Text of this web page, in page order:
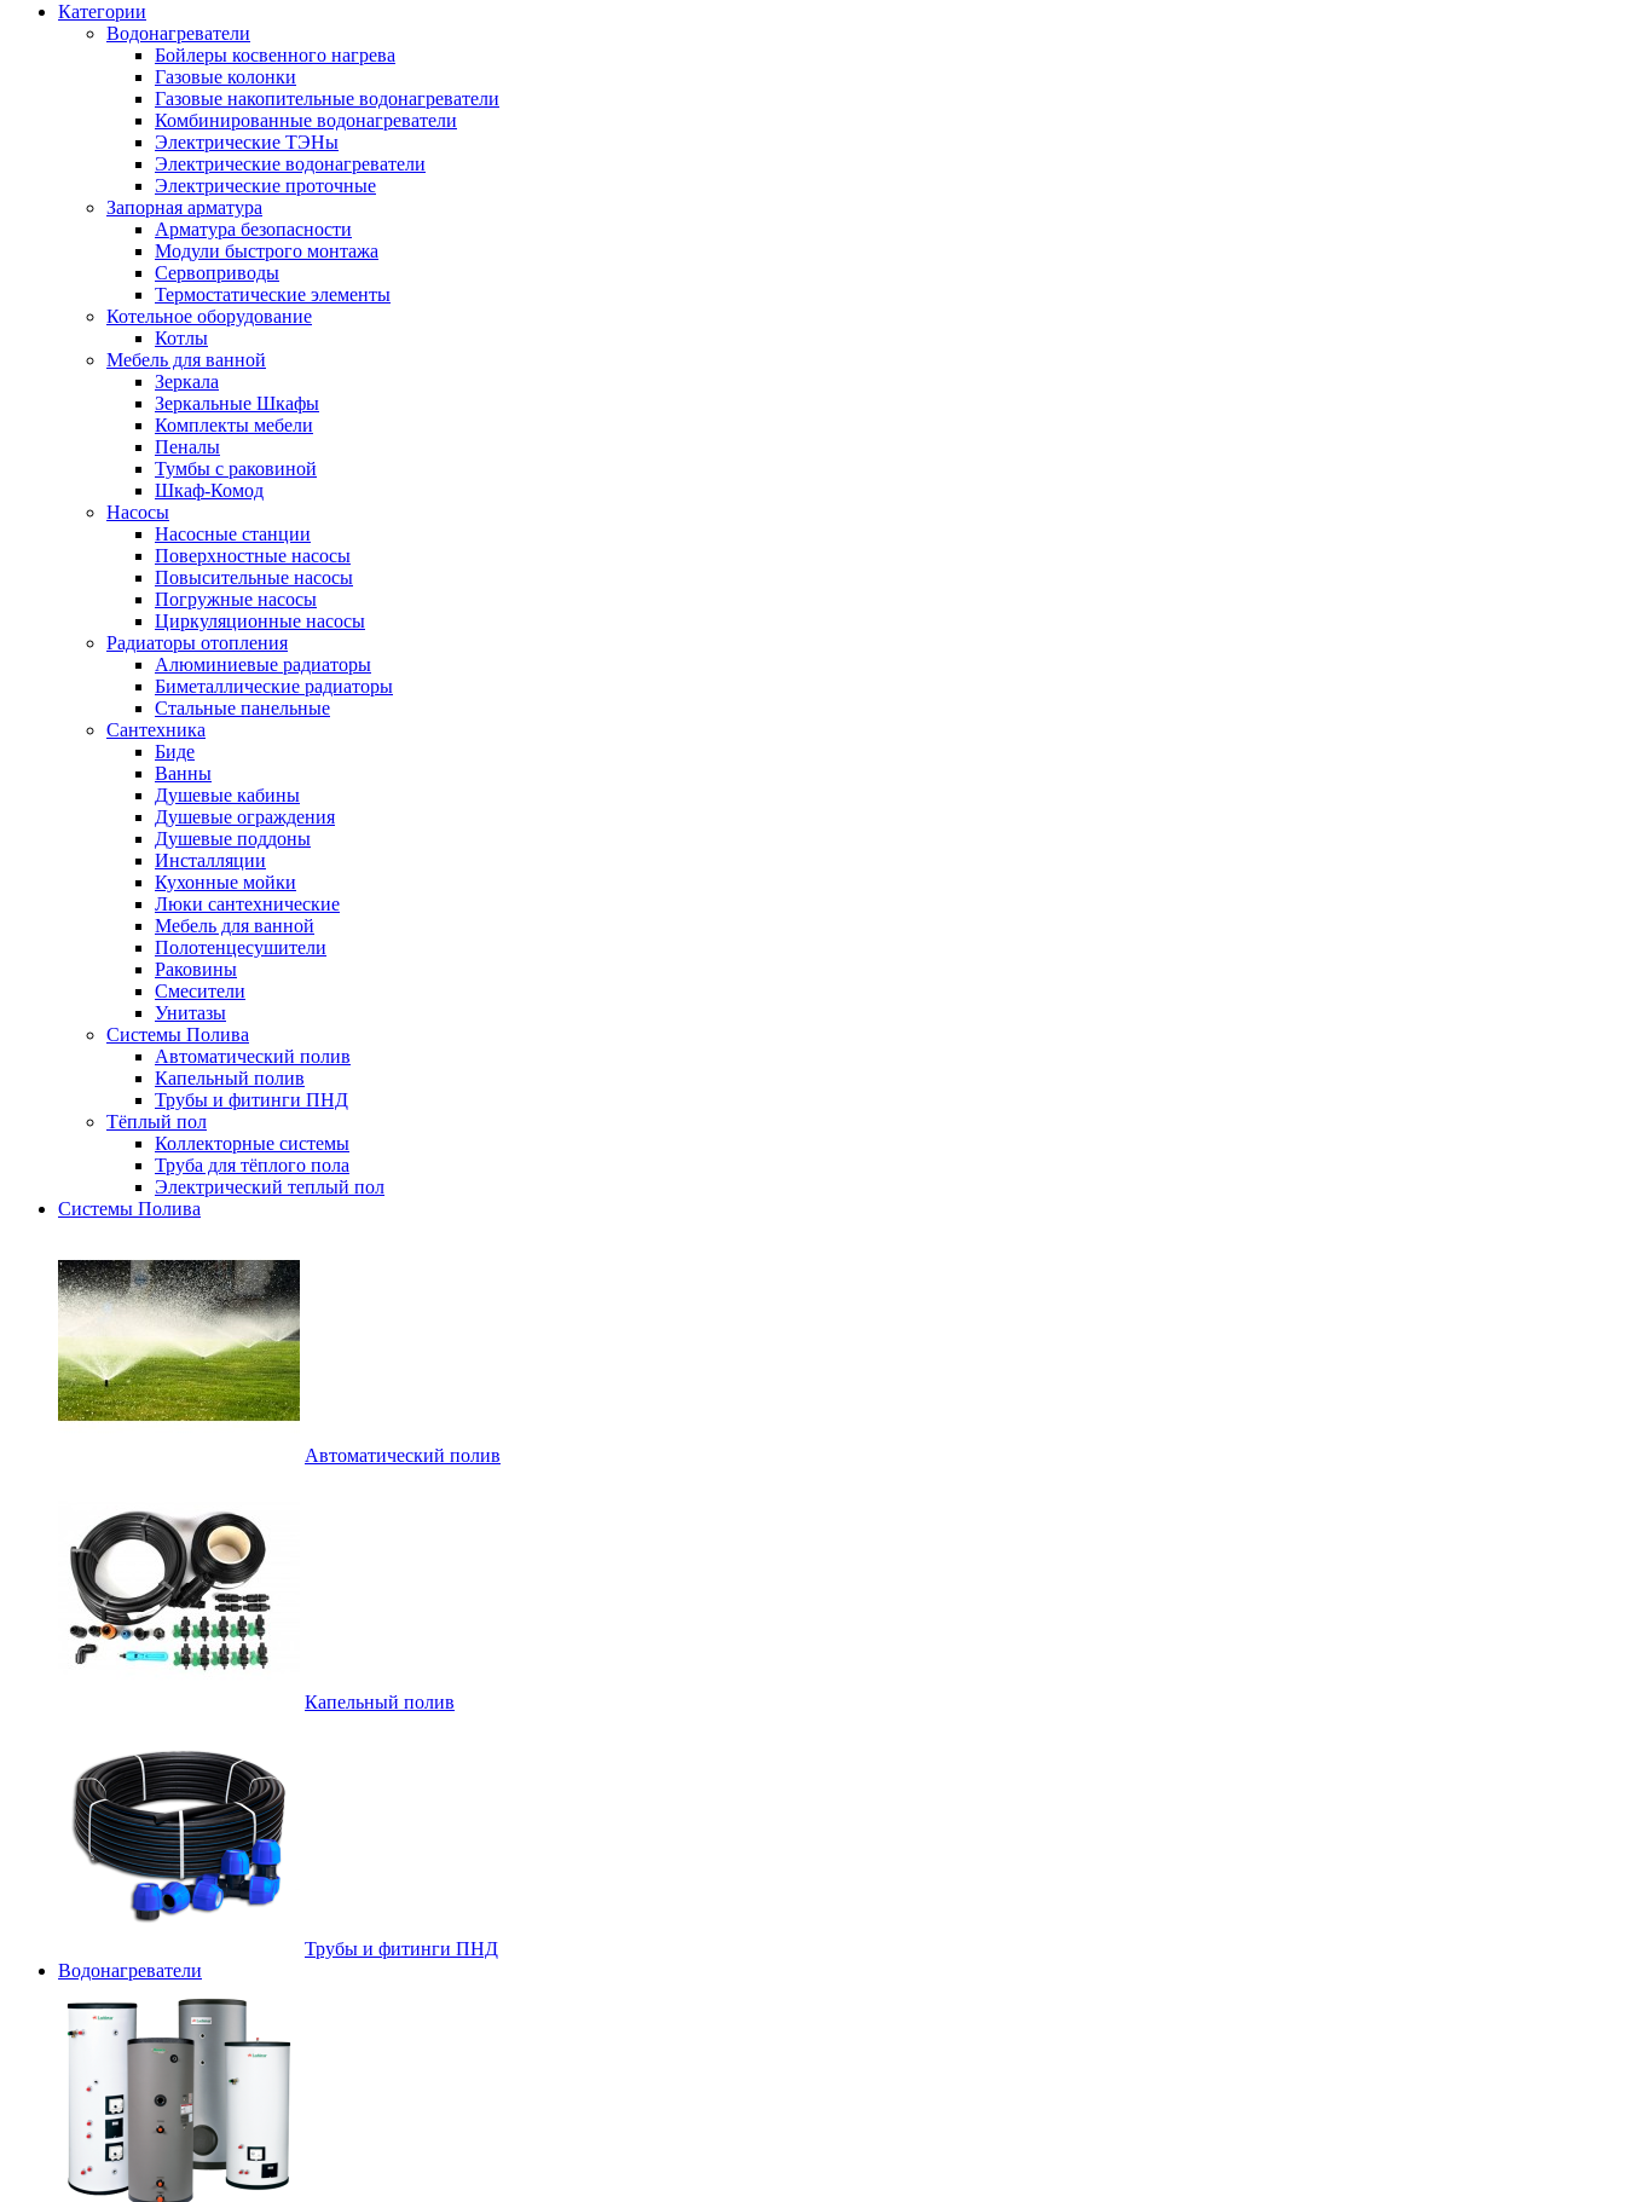
Категории
Водонагреватели
Бойлеры косвенного нагрева
Газовые колонки
Газовые накопительные водонагреватели
Комбинированные водонагреватели
Электрические ТЭНы
Электрические водонагреватели
Электрические проточные
Запорная арматура
Арматура безопасности
Модули быстрого монтажа
Сервоприводы
Термостатические элементы
Котельное оборудование
Котлы
Мебель для ванной
Зеркала
Зеркальные Шкафы
Комплекты мебели
Пеналы
Тумбы с раковиной
Шкаф-Комод
Насосы
Насосные станции
Поверхностные насосы
Повысительные насосы
Погружные насосы
Циркуляционные насосы
Радиаторы отопления
Алюминиевые радиаторы
Биметаллические радиаторы
Стальные панельные
Сантехника
Биде
Ванны
Душевые кабины
Душевые ограждения
Душевые поддоны
Инсталляции
Кухонные мойки
Люки сантехнические
Мебель для ванной
Полотенцесушители
Раковины
Смесители
Унитазы
Системы Полива
Автоматический полив
Капельный полив
Трубы и фитинги ПНД
Тёплый пол
Коллекторные системы
Труба для тёплого пола
Электрический теплый пол
Системы Полива
Автоматический полив
Капельный полив
Трубы и фитинги ПНД
Водонагреватели